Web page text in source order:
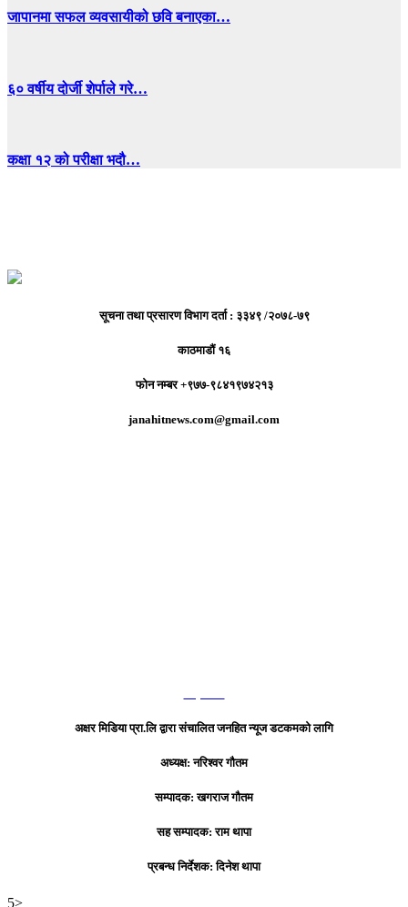
जापानमा सफल व्यवसायीको छवि बनाएका…
६० वर्षीय दोर्जी शेर्पाले गरे…
कक्षा १२ को परीक्षा भदौ…
सूचना तथा प्रसारण विभाग दर्ता : ३३४९ /२०७८-७९
काठमाडौं १६
फोन नम्बर +९७७-९८४१९७४२१३
janahitnews.com@gmail.com
अक्षर मिडिया प्रा.लि द्वारा संचालित जनहित न्यूज डटकमको लागि
अध्यक्ष: नरिश्वर गौतम
सम्पादक: खगराज गौतम
सह सम्पादक: राम थापा
प्रबन्ध निर्देशक: दिनेश थापा
5>